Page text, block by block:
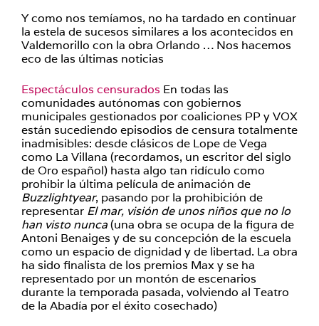
Y como nos temíamos, no ha tardado en continuar
la estela de sucesos similares a los acontecidos en
Valdemorillo con la obra Orlando … Nos hacemos
eco de las últimas noticias
Espectáculos censurados En todas las
comunidades autónomas con gobiernos
municipales gestionados por coaliciones PP y VOX
están sucediendo episodios de censura totalmente
inadmisibles: desde clásicos de Lope de Vega
como La Villana (recordamos, un escritor del siglo
de Oro español) hasta algo tan ridículo como
prohibir la última película de animación de
Buzzlightyear, pasando por la prohibición de
representar El mar, visión de unos niños que no lo
han visto nunca(una obra se ocupa de la figura de
Antoni Benaiges y de su concepción de la escuela
como un espacio de dignidad y de libertad. La obra
ha sido finalista de los premios Max y se ha
representado por un montón de escenarios
durante la temporada pasada, volviendo al Teatro
de la Abadía por el éxito cosechado)